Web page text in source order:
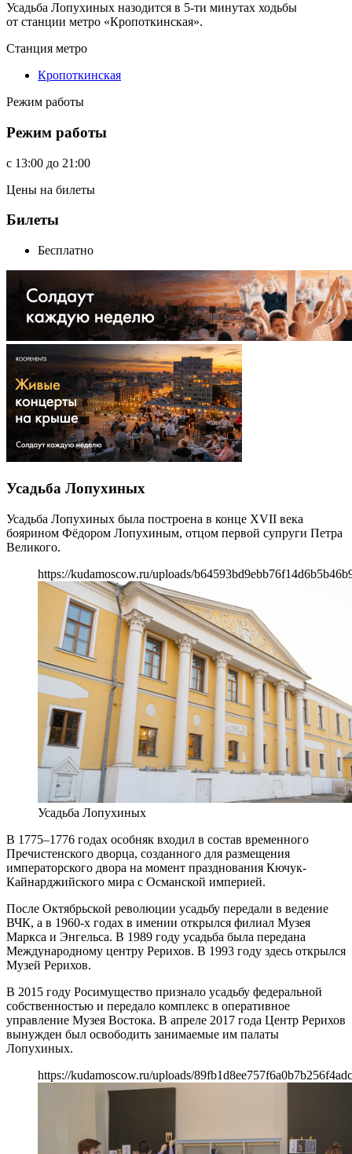
Усадьба Лопухиных назодится в 5-ти минутах ходьбы
от станции метро «Кропоткинская».
Станция метро
Кропоткинская
Режим работы
Режим работы
c 13:00 до 21:00
Цены на билеты
Билеты
Бесплатно
Усадьба Лопухиных
Усадьба Лопухиных была построена в конце XVII века
боярином Фёдором Лопухиным, отцом первой супруги Петра
Великого.
https://kudamoscow.ru/uploads/
Усадьба Лопухиных
В 1775–1776 годах особняк входил в состав временного
Пречистенского дворца, созданного для размещения
императорского двора на момент празднования Кючук-
Кайнарджийского мира с Османской империей.
После Октябрьской революции усадьбу передали в ведение
ВЧК, а в 1960-х годах в имении открылся филиал Музея
Маркса и Энгельса. В 1989 году усадьба была передана
Международному центру Рерихов. В 1993 году здесь открылся
Музей Рерихов.
В 2015 году Росимущество признало усадьбу федеральной
собственностью и передало комплекс в оперативное
управление Музея Востока. В апреле 2017 года Центр Рерихов
вынужден был освободить занимаемые им палаты
Лопухиных.
https://kudamoscow.ru/uploads/